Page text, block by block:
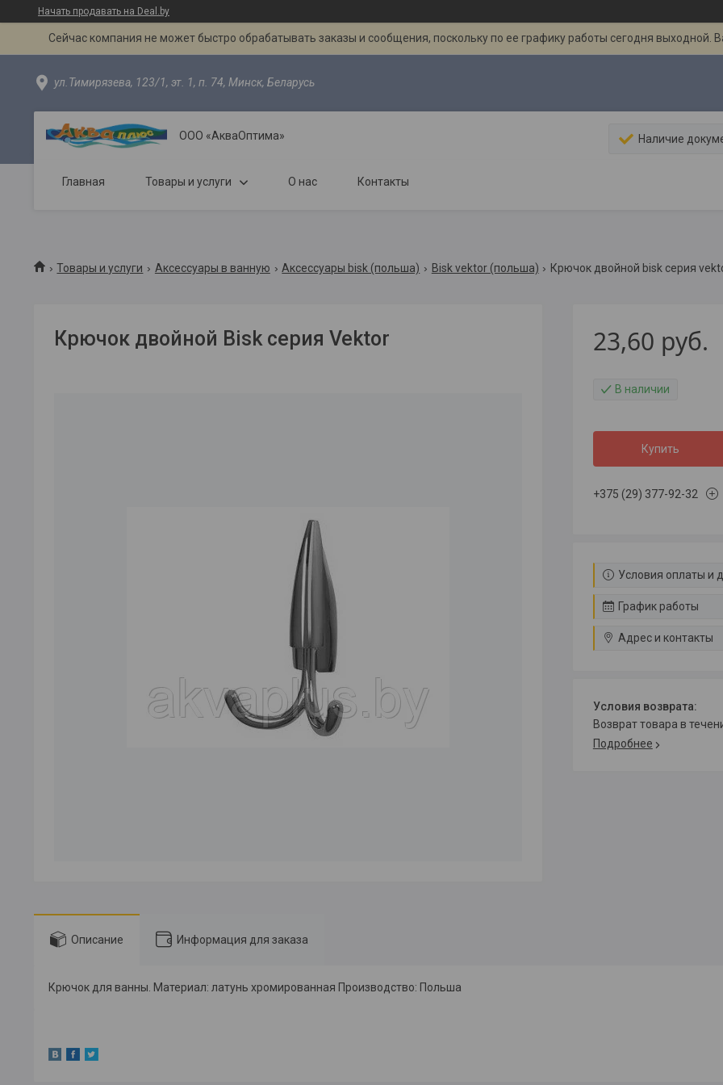
Начать продавать на Deal.by
Сейчас компания не может быстро обрабатывать заказы и сообщения, поскольку по ее графику работы сегодня выходной.
ул.Тимирязева, 123/1, эт. 1, п. 74, Минск, Беларусь
ООО «АкваОптима» Наличие
Главная Товары и услуги О нас Контакты
Товары и услуги Аксессуары в ванную Аксессуары bisk (польша) Bisk vektor (польша) Крючок двойной bisk серия
Крючок двойной Bisk серия Vektor 23,60 руб.
В наличии
Купить
+375 (29) 377-92-32
Условия оплаты и
График работы
Адрес и контакты
возврат товара в
Подробнее
Описание Информация для заказа
Крючок для ванны. Материал: латунь хромированная Производство: Польша